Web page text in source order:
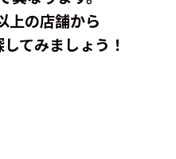
上の店舗から
てみましょう！